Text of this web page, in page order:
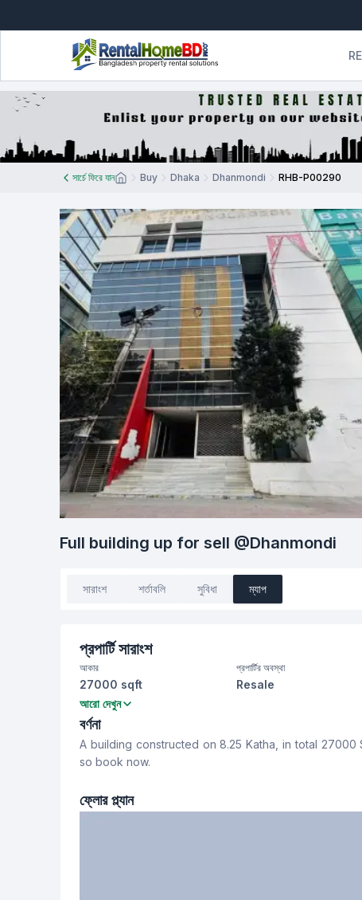
সার্চে ফিরে যান Buy Dhaka Dhanmondi RHB-P00290
Full building up for sell @Dhanmondi
সারাংশ শর্তাবলি সুবিধা ম্যাপ
প্রপার্টি সারাংশ
আকার
27000 sqft
প্রপার্টির অবস্থা
Resale
বসার রুম
No
Yes
আরো দেখুন
বর্ণনা
A building constructed on 8.25 Katha, in total
so book now.
ফ্লোর প্ল্যান